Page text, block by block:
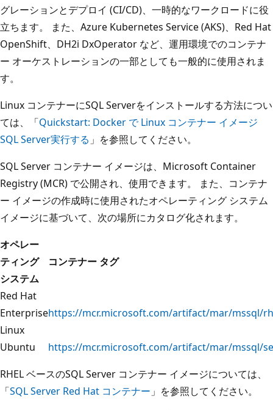
グレーションとデプロイ (CI/CD)、一時的なワークロードに役
立ちます。 また、Azure Kubernetes Service (AKS)、Red Hat
OpenShift、DH2i DxOperator など、運用環境でのコンテナ
ー オーケストレーションの一部としても一般的に使用されま
す。
Linux コンテナーにSQL Serverをインストールする方法につい
ては、「Quickstart: Docker で Linux コンテナー イメージ
SQL Server実行する 」を参照してください。
SQL Server コンテナー イメージは、Microsoft Container
Registry (MCR) で公開され、使用できます。 また、コンテナ
ー イメージの作成時に使用されたオペレーティング システム
イメージに基づいて、次の場所にカタログ化されます。
オペレー
ティング
システム
コンテナー タグ
Red Hat
Enterprise
Linux
https://mcr.microsoft.com/artifact/mar/mssql/
Ubuntu
https://mcr.microsoft.com/artifact/mar/mssql/
RHEL ベースのSQL Server コンテナー イメージについては、
「SQL Server Red Hat コンテナー 」を参照してください。